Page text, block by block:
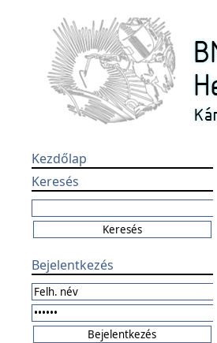
Kezdőlap
Keresés
Bejelentkezés